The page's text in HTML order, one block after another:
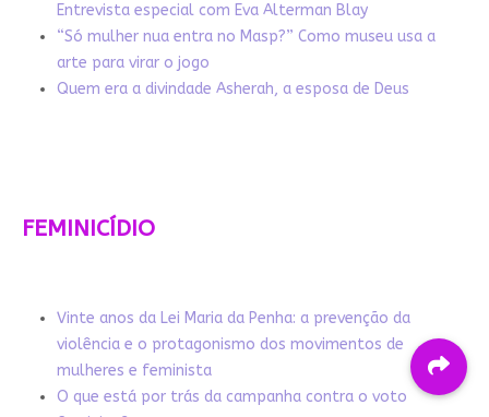
Entrevista especial com Eva Alterman Blay
“Só mulher nua entra no Masp?” Como museu usa a
arte para virar o jogo
Quem era a divindade Asherah, a esposa de Deus
FEMINICÍDIO
Vinte anos da Lei Maria da Penha: a prevenção da
violência e o protagonismo dos movimentos de
mulheres e feminista
O que está por trás da campanha contra o voto